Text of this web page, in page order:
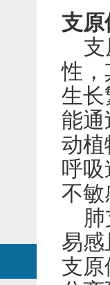
支原
性 ，
生长
能通
动植
呼
不敏
易感
支原